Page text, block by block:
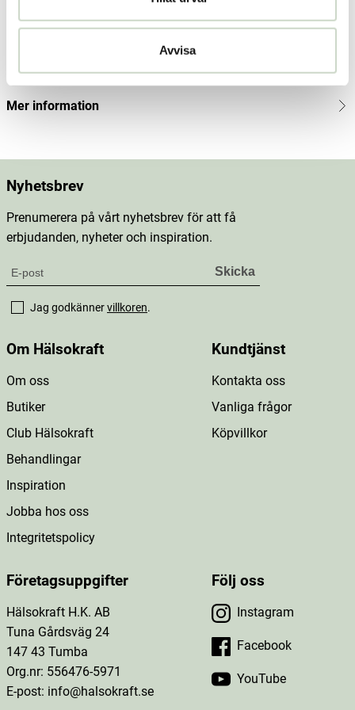
Avvisa
Innehåll
Dosering & användning
Mer information
Nyhetsbrev
Prenumerera på vårt nyhetsbrev för att få
erbjudanden, nyheter och inspiration.
Jag godkännervillkoren.
Om Hälsokraft
Om oss
Butiker
Club Hälsokraft
Behandlingar
Inspiration
Jobba hos oss
Integritetspolicy
Kundtjänst
Kontakta oss
Vanliga frågor
Köpvillkor
Företagsuppgifter
Hälsokraft H.K. AB
Tuna Gårdsväg 24
147 43 Tumba
Org.nr: 556476-5971
E-post: info@halsokraft.se
Följ oss
Instagram
Facebook
YouTube